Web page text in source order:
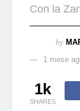
Con la
by
1 mese
1k
SHARES